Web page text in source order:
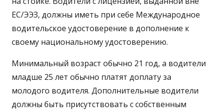
ЕС/ЭЭЗ, должны иметь при себе Международное
водительское удостоверение в дополнение к
своему национальному удостоверению.
Минимальный возраст обычно 21 год, а водители
младше 25 лет обычно платят доплату за
молодого водителя. Дополнительные водители
должны быть присутствовать с собственным